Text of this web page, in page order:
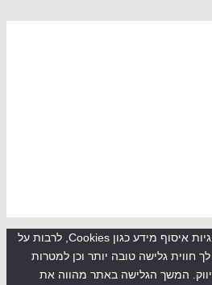
באתר זה נעשה שימוש בטכנולוגיות איסוף מידע כגון Cookies, לרבות על
טובה יותר וכן למטרות
הגלישה באתר מהווה את